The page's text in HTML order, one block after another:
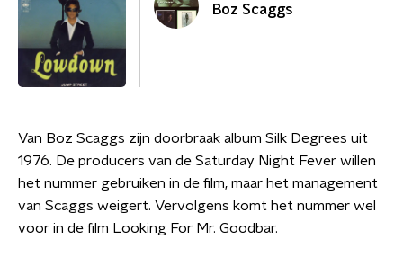
Boz Scaggs
Van Boz Scaggs zijn doorbraak album Silk Degrees uit
1976. De producers van de Saturday Night Fever willen
het nummer gebruiken in de film, maar het management
van Scaggs weigert. Vervolgens komt het nummer wel
voor in de film Looking For Mr. Goodbar.